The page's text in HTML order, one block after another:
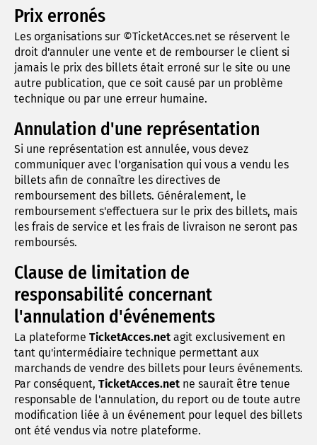
Prix erronés
Les organisations sur ©TicketAcces.net se réservent le
droit d'annuler une vente et de rembourser le client si
jamais le prix des billets était erroné sur le site ou une
autre publication, que ce soit causé par un problème
technique ou par une erreur humaine.
Annulation d'une représentation
Si une représentation est annulée, vous devez
communiquer avec l'organisation qui vous a vendu les
billets afin de connaître les directives de
remboursement des billets. Généralement, le
remboursement s'effectuera sur le prix des billets, mais
les frais de service et les frais de livraison ne seront pas
remboursés.
Clause de limitation de
responsabilité concernant
l'annulation d'événements
La plateforme TicketAcces.net agit exclusivement en
tant qu'intermédiaire technique permettant aux
marchands de vendre des billets pour leurs événements.
Par conséquent, TicketAcces.net ne saurait être tenue
responsable de l'annulation, du report ou de toute autre
modification liée à un événement pour lequel des billets
ont été vendus via notre plateforme.